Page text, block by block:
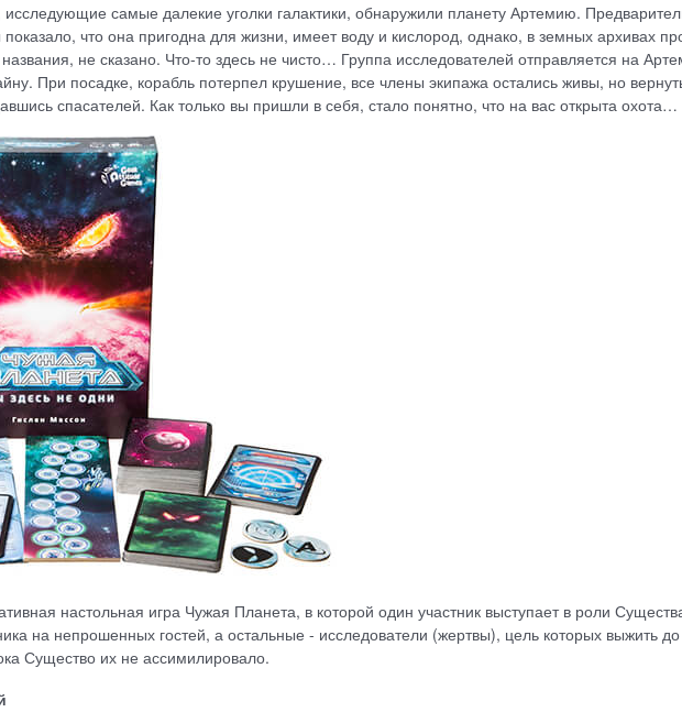
исследующие самые далекие уголки галактики, обнаружили планету Артемию.
что она пригодна для жизни, имеет воду и кислород, однако, в земных архивах
не сказано. Что-то здесь не чисто… Группа исследователей отправляется на
При посадке, корабль потерпел крушение, все члены экипажа остались живы, но
спасателей. Как только вы пришли в себя, стало понятно, что на вас открыта охота…
настольная игра Чужая Планета, в которой один участник выступает в роли
на непрошенных гостей, а остальные - исследователи (жертвы), цель которых выжить до
Существо их не ассимилировало.